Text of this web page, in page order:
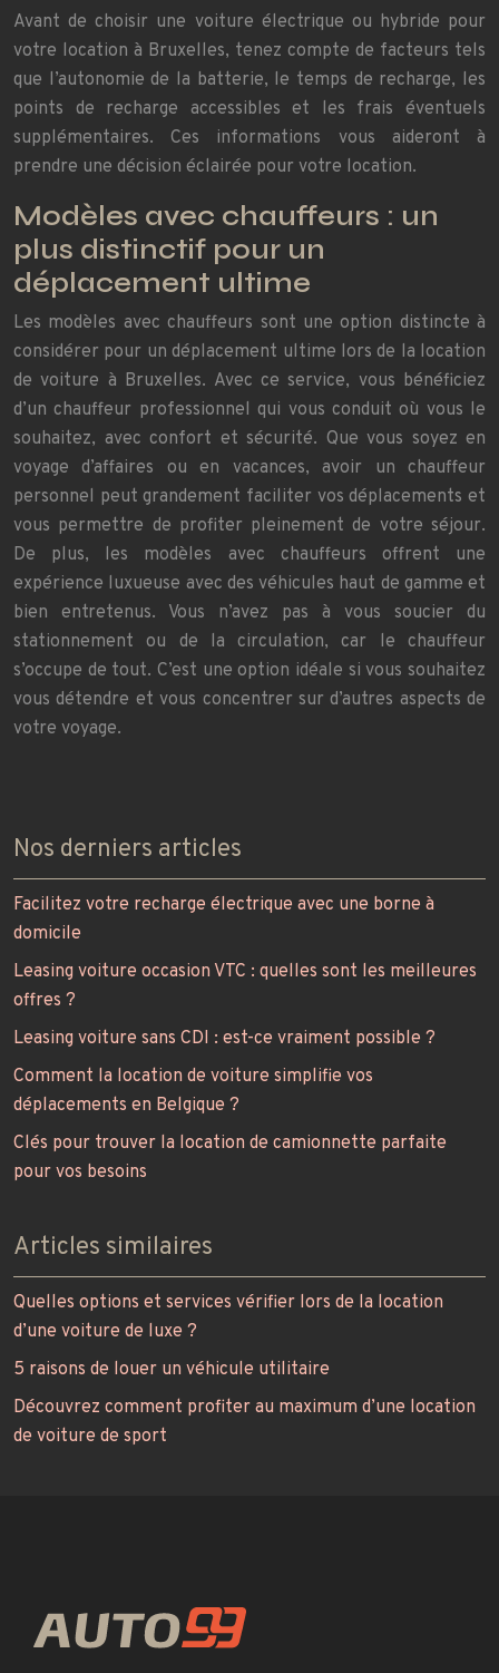
Avant de choisir une voiture électrique ou hybride pour
votre location à Bruxelles, tenez compte de facteurs tels
que l’autonomie de la batterie, le temps de recharge, les
points de recharge accessibles et les frais éventuels
supplémentaires. Ces informations vous aideront à
prendre une décision éclairée pour votre location.
Modèles avec chauffeurs : un
plus distinctif pour un
déplacement ultime
Les modèles avec chauffeurs sont une option distincte à
considérer pour un déplacement ultime lors de la location
de voiture à Bruxelles. Avec ce service, vous bénéficiez
d’un chauffeur professionnel qui vous conduit où vous le
souhaitez, avec confort et sécurité. Que vous soyez en
voyage d’affaires ou en vacances, avoir un chauffeur
personnel peut grandement faciliter vos déplacements et
vous permettre de profiter pleinement de votre séjour.
De plus, les modèles avec chauffeurs offrent une
expérience luxueuse avec des véhicules haut de gamme et
bien entretenus. Vous n’avez pas à vous soucier du
stationnement ou de la circulation, car le chauffeur
s’occupe de tout. C’est une option idéale si vous souhaitez
vous détendre et vous concentrer sur d’autres aspects de
votre voyage.
Nos derniers articles
Facilitez votre recharge électrique avec une borne à
domicile
Leasing voiture occasion VTC : quelles sont les meilleures
offres ?
Leasing voiture sans CDI : est-ce vraiment possible ?
Comment la location de voiture simplifie vos
déplacements en Belgique ?
Clés pour trouver la location de camionnette parfaite
pour vos besoins
Articles similaires
Quelles options et services vérifier lors de la location
d’une voiture de luxe ?
5 raisons de louer un véhicule utilitaire
Découvrez comment profiter au maximum d’une location
de voiture de sport